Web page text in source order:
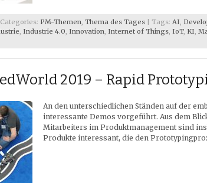
PM-Themen, Thema des Tages | Tags: AI,
, Industrie 4.0, Innovation, Internet of Things, IoT, KI,
2019 – Rapid
An den unterschiedlichen Ständen auf der
interessante Demos vorgeführt. Aus dem
Mitarbeiters im Produktmanagement sind
Produkte interessant, die den